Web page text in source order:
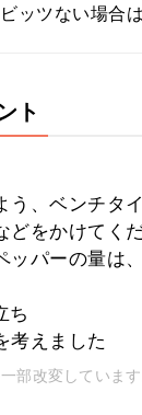
ッツない場合
ト
う、ベンチタ
どをかけてく
ッパーの量は
ち
考えました
部改変しています